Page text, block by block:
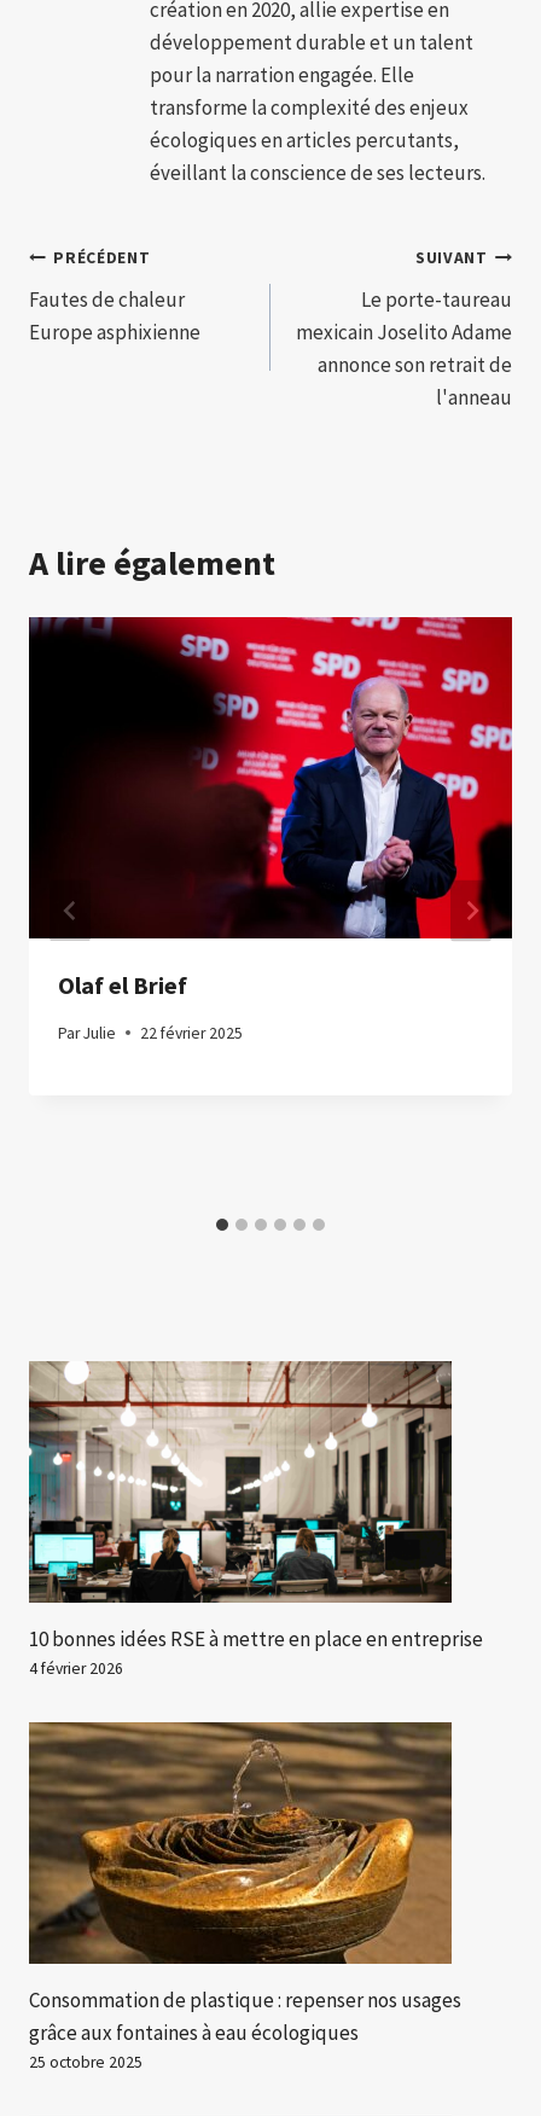
création en 2020, allie expertise en
développement durable et un talent
pour la narration engagée. Elle
transforme la complexité des enjeux
écologiques en articles percutants,
éveillant la conscience de ses lecteurs.
Navigation
de
PRÉCÉDENT
Fautes de chaleur
Europe asphixienne
SUIVANT
Le porte-taureau
mexicain Joselito Adame
annonce son retrait de
l'anneau
A lire également
Olaf el Brief
ParJulie 22 février 2025
10 bonnes idées RSE à mettre en place en entreprise
4 février 2026
Consommation de plastique : repenser nos usages
grâce aux fontaines à eau écologiques
25 octobre 2025